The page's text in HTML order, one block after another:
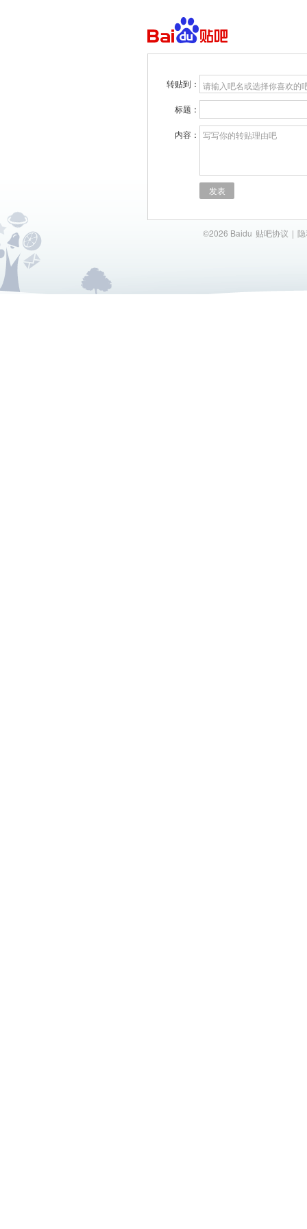
转贴到： 请输入吧名或选择你喜欢的
标题：
内容： 写写你的转贴理由吧
发表
©2026 Baidu 贴吧协议 |